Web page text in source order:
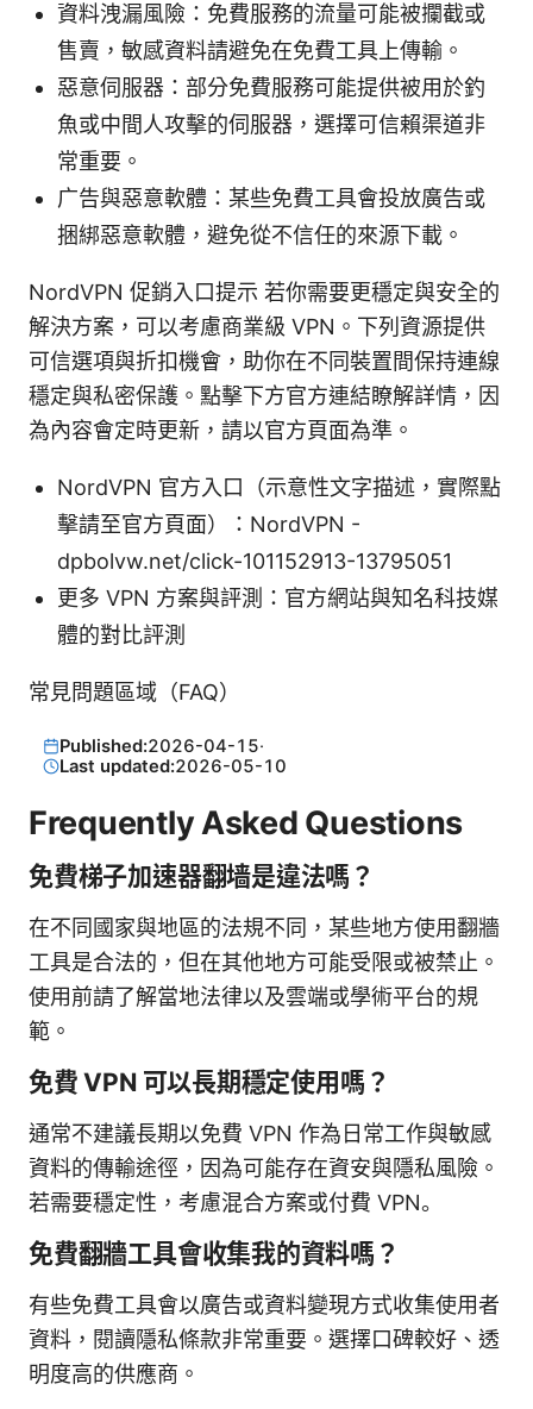
資料洩漏風險：免費服務的流量可能被攔截或
售賣，敏感資料請避免在免費工具上傳輸。
惡意伺服器：部分免費服務可能提供被用於釣
魚或中間人攻擊的伺服器，選擇可信賴渠道非
常重要。
广告與惡意軟體：某些免費工具會投放廣告或
捆綁惡意軟體，避免從不信任的來源下載。
NordVPN 促銷入口提示 若你需要更穩定與安全的
解決方案，可以考慮商業級 VPN。下列資源提供
可信選項與折扣機會，助你在不同裝置間保持連線
穩定與私密保護。點擊下方官方連結瞭解詳情，因
為內容會定時更新，請以官方頁面為準。
NordVPN 官方入口（示意性文字描述，實際點
擊請至官方頁面）：NordVPN -
dpbolvw.net/click-101152913-13795051
更多 VPN 方案與評測：官方網站與知名科技媒
體的對比評測
常見問題區域（FAQ）
Published:2026-04-15·
Last updated:2026-05-10
Frequently Asked Questions
免費梯子加速器翻墙是違法嗎？
在不同國家與地區的法規不同，某些地方使用翻牆
工具是合法的，但在其他地方可能受限或被禁止。
使用前請了解當地法律以及雲端或學術平台的規
範。
免費 VPN 可以長期穩定使用嗎？
通常不建議長期以免費 VPN 作為日常工作與敏感
資料的傳輸途徑，因為可能存在資安與隱私風險。
若需要穩定性，考慮混合方案或付費 VPN。
免費翻牆工具會收集我的資料嗎？
有些免費工具會以廣告或資料變現方式收集使用者
資料，閱讀隱私條款非常重要。選擇口碑較好、透
明度高的供應商。